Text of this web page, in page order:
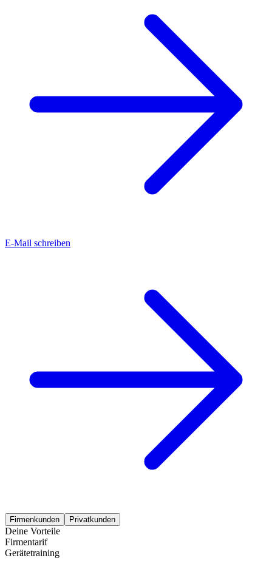
E-Mail schreiben
Firmenkunden Privatkunden
Deine Vorteile
Firmentarif
Gerätetraining